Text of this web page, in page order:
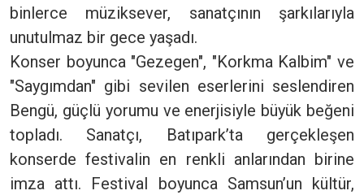
binlerce müziksever, sanatçının şarkılarıyla
unutulmaz bir gece yaşadı.
Konser boyunca "Gezegen", "Korkma Kalbim" ve
"Saygımdan" gibi sevilen eserlerini seslendiren
Bengü, güçlü yorumu ve enerjisiyle büyük beğeni
topladı. Sanatçı, Batıpark’ta gerçekleşen
konserde festivalin en renkli anlarından birine
imza attı. Festival boyunca Samsun’un kültür,